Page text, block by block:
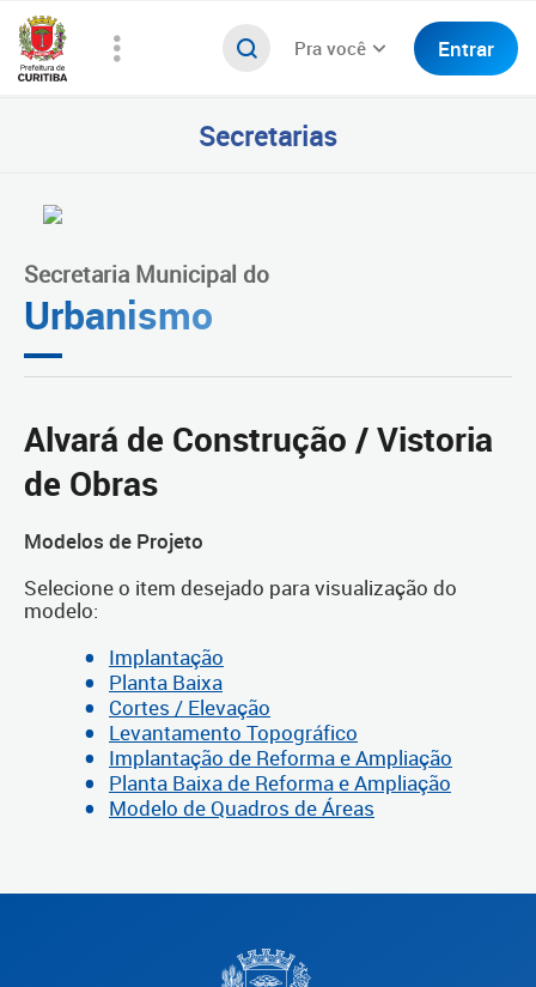
Pra você Entrar
Secretarias
Secretaria Municipal do
Urbanismo
Alvará de Construção / Vistoria
de Obras
Modelos de Projeto
Selecione o item desejado para visualização do
modelo:
Implantação
Planta Baixa
Cortes / Elevação
Levantamento Topográfico
Implantação de Reforma e Ampliação
Planta Baixa de Reforma e Ampliação
Modelo de Quadros de Áreas